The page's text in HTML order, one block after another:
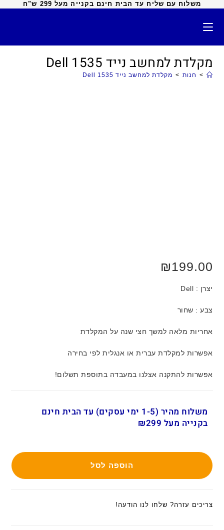
משלוח עם שליח עד הבית חינם בקנייה מעל 299 ש"ח
מקלדת למחשב נייד Dell 1535
> חנות > מקלדת למחשב נייד Dell 1535
₪199.00
יצרן : Dell
צבע : שחור
אחריות מלאה למשך חצי שנה על המקלדת
אפשרות למקלדת עברית או אנגלית לפי בחירה
אפשרות להתקנה אצלנו במעבדה בתוספת תשלום!
משלוח מהיר (1-5 ימי עסקים) עד הבית חינם
בקנייה מעל ₪299
הוספה לסל
צריכים עזרה? שלחו לנו הודעה!